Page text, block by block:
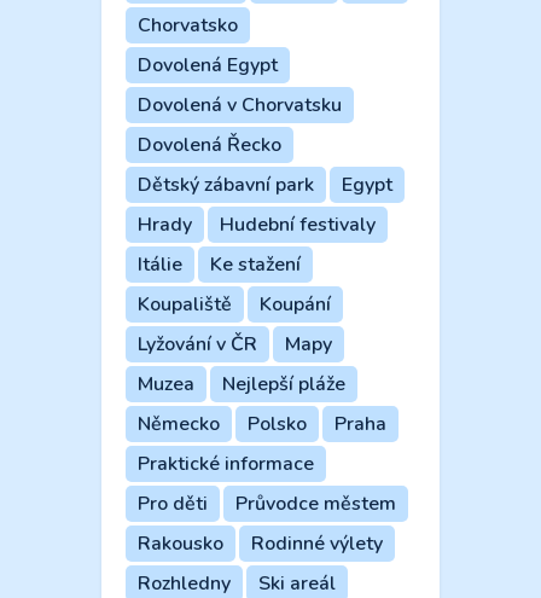
Chorvatsko
Dovolená Egypt
Dovolená v Chorvatsku
Dovolená Řecko
Dětský zábavní park
Egypt
Hrady
Hudební festivaly
Itálie
Ke stažení
Koupaliště
Koupání
Lyžování v ČR
Mapy
Muzea
Nejlepší pláže
Německo
Polsko
Praha
Praktické informace
Pro děti
Průvodce městem
Rakousko
Rodinné výlety
Rozhledny
Ski areál